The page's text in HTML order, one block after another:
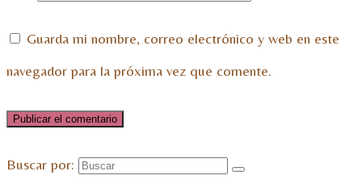
Guarda mi nombre, correo electrónico y web en este
navegador para la próxima vez que comente.
Buscar por: